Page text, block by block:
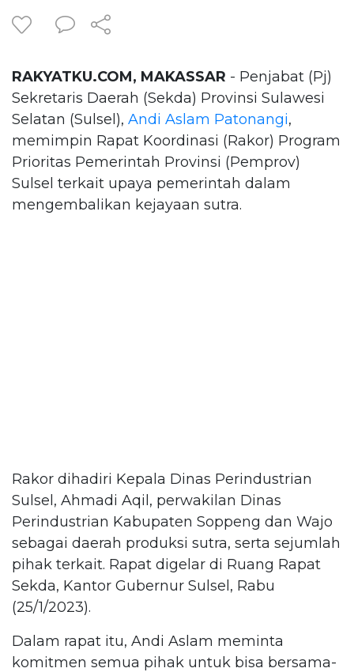
RAKYATKU.COM, MAKASSAR - Penjabat (Pj)
Sekretaris Daerah (Sekda) Provinsi Sulawesi
Selatan (Sulsel), Andi Aslam Patonangi,
memimpin Rapat Koordinasi (Rakor) Program
Prioritas Pemerintah Provinsi (Pemprov)
Sulsel terkait upaya pemerintah dalam
mengembalikan kejayaan sutra.
Rakor dihadiri Kepala Dinas Perindustrian
Sulsel, Ahmadi Aqil, perwakilan Dinas
Perindustrian Kabupaten Soppeng dan Wajo
sebagai daerah produksi sutra, serta sejumlah
pihak terkait. Rapat digelar di Ruang Rapat
Sekda, Kantor Gubernur Sulsel, Rabu
(25/1/2023).
Dalam rapat itu, Andi Aslam meminta
komitmen semua pihak untuk bisa bersama-